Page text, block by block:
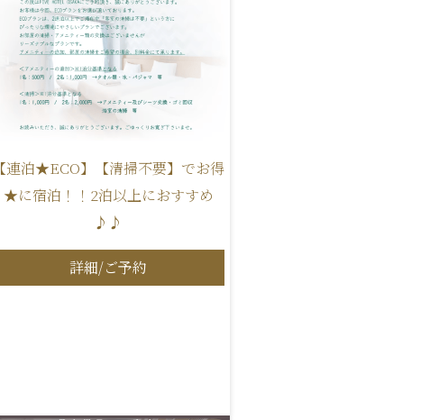
【連泊★ECO】【清掃不要】でお得
★に宿泊！！2泊以上におすすめ
♪♪
詳細/ご予約